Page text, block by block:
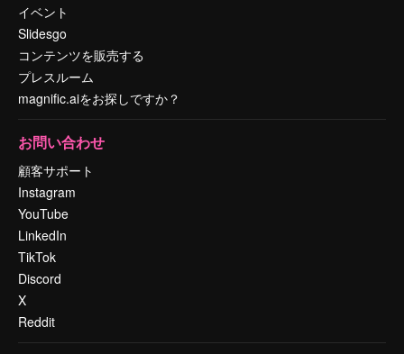
イベント
Slidesgo
コンテンツを販売する
プレスルーム
magnific.aiをお探しですか？
お問い合わせ
顧客サポート
Instagram
YouTube
LinkedIn
TikTok
Discord
X
Reddit